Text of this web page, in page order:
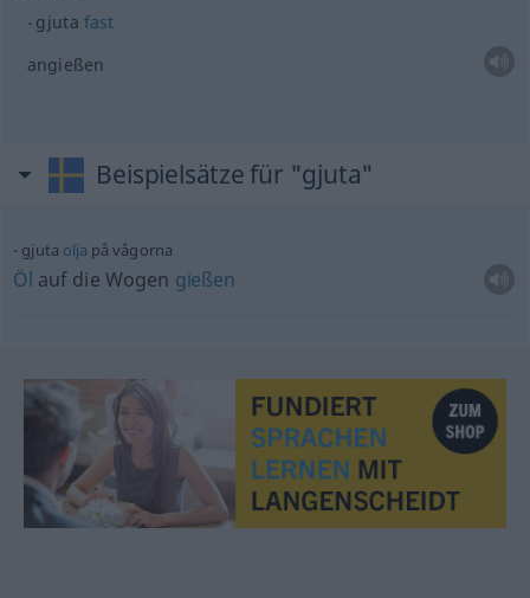
gjutafast
angießen
Beispielsätze für "gjuta"
gjuta olja på vågorna
Öl auf die Wogen gießen